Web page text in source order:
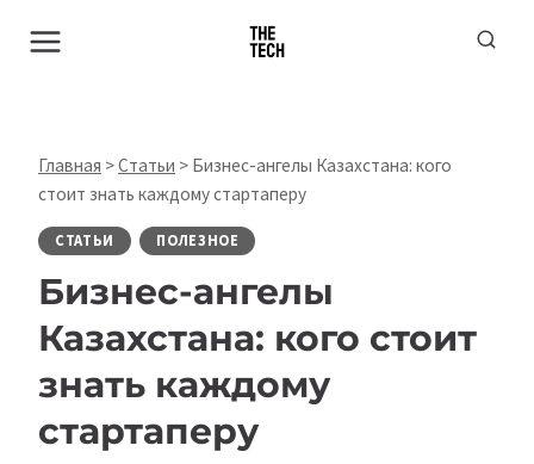
Главная >Статьи > Бизнес-ангелы Казахстана: кого
стоит знать каждому стартаперу
СТАТЬИ ПОЛЕЗНОЕ
Бизнес-ангелы
Казахстана: кого стоит
знать каждому
стартаперу